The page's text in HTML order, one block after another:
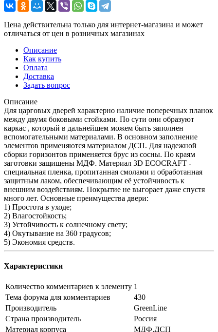
Цена действительна только для интернет-магазина и может
отличаться от цен в розничных магазинах
Описание
Как купить
Оплата
Доставка
Задать вопрос
Описание
Для царговых дверей характерно наличие поперечных планок
между двумя боковыми стойками. По сути они образуют
каркас , который в дальнейшем можем быть заполнен
вспомогательными материалами. В основном заполнение
элементов применяются материалом ДСП. Для надежной
сборки горизонтов применяется брус из сосны. По краям
заготовки защищены МДФ. Материал 3D ECOCRAFT -
специальная пленка, пропитанная смолами и обработанная
защитным лаком, обеспечивающим её устойчивость к
внешним воздействиям. Покрытие не выгорает даже спустя
много лет. Основные преимущества двери:
1) Простота в уходе;
2) Влагостойкость;
3) Устойчивость к солнечному свету;
4) Окутывание на 360 градусов;
5) Экономия средств.
Характеристики
Количество комментариев к элементу 1
Тема форума для комментариев
430
Производитель
GreenLine
Страна производитель
Россия
Материал корпуса
МДФ,ДСП